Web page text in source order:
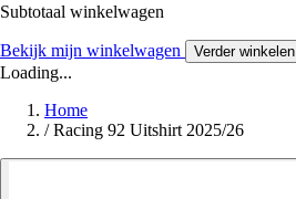
Subtotaal winkelwagen
Bekijk mijn winkelwagen Verder winkelen
Loading...
Home
/ Racing 92 Uitshirt 2025/26